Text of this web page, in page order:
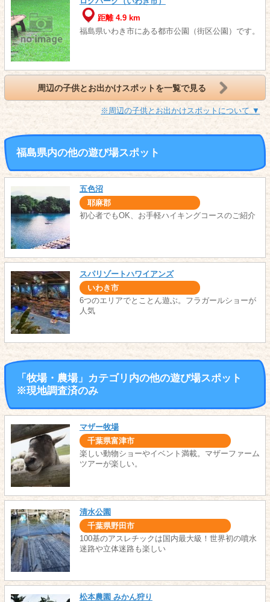
距離 4.9 km
福島県いわき市にある都市公園（街区公園）です。
周辺の子供とお出かけスポットを一覧で見る
※周辺の子供とお出かけスポットについて ▼
福島県内の他の遊び場スポット
五色沼
耶麻郡
初心者でもOK、お手軽ハイキングコースのご紹介
スパリゾートハワイアンズ
いわき市
6つのエリアでとことん遊ぶ。フラガールショーが
人気
「牧場・農場」カテゴリ内の他の遊び場スポット
※現地調査済のみ
マザー牧場
千葉県富津市
楽しい動物ショーやイベント満載。マザーファーム
ツアーが楽しい。
清水公園
千葉県野田市
100基のアスレチックは国内最大級！世界初の噴水
迷路や立体迷路も楽しい
松本農園 みかん狩り